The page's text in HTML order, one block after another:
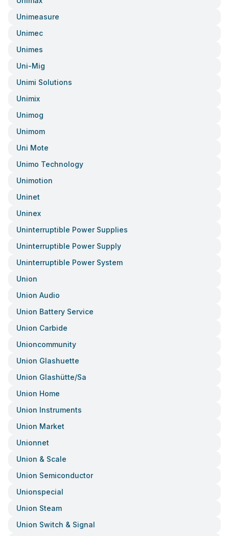
Unimeasure
Unimec
Unimes
Uni-Mig
Unimi Solutions
Unimix
Unimog
Unimom
Uni Mote
Unimo Technology
Unimotion
Uninet
Uninex
Uninterruptible Power Supplies
Uninterruptible Power Supply
Uninterruptible Power System
Union
Union Audio
Union Battery Service
Union Carbide
Unioncommunity
Union Glashuette
Union Glashütte/sa
Union Home
Union Instruments
Union Market
Unionnet
Union & Scale
Union Semiconductor
Unionspecial
Union Steam
Union Switch & Signal